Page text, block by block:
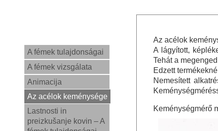
A fémek tulajdonságai
A fémek vizsgálata
Animacija
Az acélok keménysége
Lastnosti in
preizkušanje kovin – A
Az acélok
A lágyított,
Tehát a
Edzett
Nemesített
Keménységmérő